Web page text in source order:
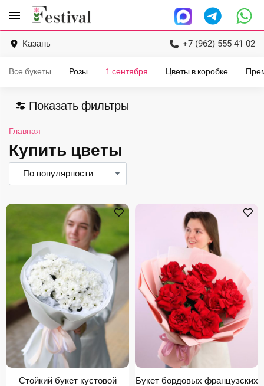
menu
Перейти
содержанию
Казань +7 (962) 555 41 02
Все букеты Розы 1 сентября Цветы в коробке
Главная
Купить цветы
Стойкий букет кустовой
Букет бордовых французских
Показать фильтры